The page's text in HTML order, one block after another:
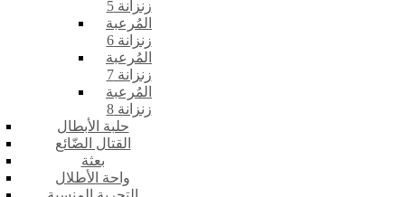
زنزانة 5
المُرعبة
زنزانة 6
المُرعبة
زنزانة 7
المُرعبة
زنزانة 8
حلبة الأبطال
القتال الضّائع
بعثة
واحة الأطلال